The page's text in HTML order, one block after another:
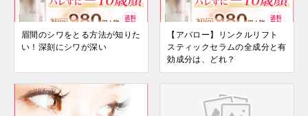
眉間のシワをとる方法が知りた
い！深刻にシワが深い
【アバロー】リンクルリフト
スティックセラムの全成分と有
効成分は、どれ？